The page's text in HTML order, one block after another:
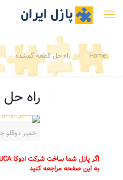
Home راه حل قطعه گمشده
راه
خمیر دوقلو
به این صفحه مراجعه کنید